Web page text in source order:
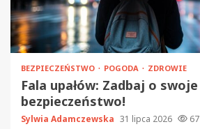
BEZPIECZEŃSTWO POGODA ZDROWIE
Fala upałów: Zadbaj o swoje
bezpieczeństwo!
Sylwia Adamczewska 31 lipca 2026 67